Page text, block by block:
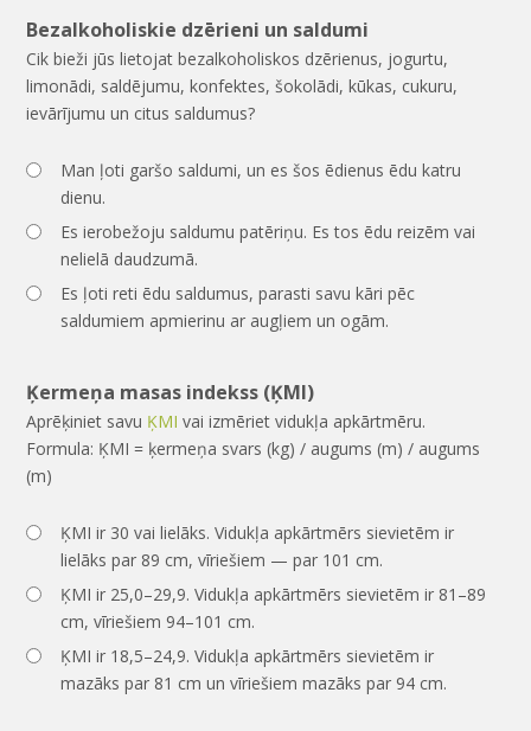
Bezalkoholiskie dzērieni un saldumi
Cik bieži jūs lietojat bezalkoholiskos dzērienus, jogurtu,
limonādi, saldējumu, konfektes, šokolādi, kūkas, cukuru,
ievārījumu un citus saldumus?
Man ļoti garšo saldumi, un es šos ēdienus ēdu katru
dienu.
Es ierobežoju saldumu patēriņu. Es tos ēdu reizēm vai
nelielā daudzumā.
Es ļoti reti ēdu saldumus, parasti savu kāri pēc
saldumiem apmierinu ar augļiem un ogām.
Ķermeņa masas indekss (ĶMI)
Aprēķiniet savu ĶMI vai izmēriet vidukļa apkārtmēru.
Formula: ĶMI = ķermeņa svars (kg) / augums (m) / augums
(m)
ĶMI ir 30 vai lielāks. Vidukļa apkārtmērs sievietēm ir
lielāks par 89 cm, vīriešiem — par 101 cm.
ĶMI ir 25,0–29,9. Vidukļa apkārtmērs sievietēm ir 81–89
cm, vīriešiem 94–101 cm.
ĶMI ir 18,5–24,9. Vidukļa apkārtmērs sievietēm ir
mazāks par 81 cm un vīriešiem mazāks par 94 cm.